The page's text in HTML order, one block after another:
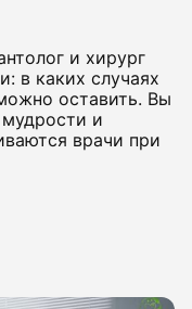
и хирург
в каких случаях
оставить. Вы
мудрости и
врачи при